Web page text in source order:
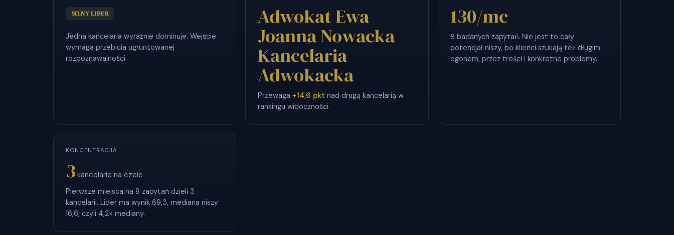
SILNY LIDER
Jedna kancelaria wyraźnie dominuje. Wejście
wymaga przebicia ugruntowanej
rozpoznawalności.
Adwokat Ewa
Joanna Nowacka
Kancelaria
Adwokacka
Przewaga+14,6 pkt nad drugą kancelarią w
rankingu widoczności.
130/mc
8 badanych zapytań. Nie jest to cały
potencjał niszy, bo klienci szukają też długim
ogonem, przez treści i konkretne problemy.
KONCENTRACJA
3 kancelarie na czele
Pierwsze miejsca na 8 zapytań dzieli 3
kancelarii. Lider ma wynik 69,3, mediana niszy
16,6, czyli 4,2× mediany.